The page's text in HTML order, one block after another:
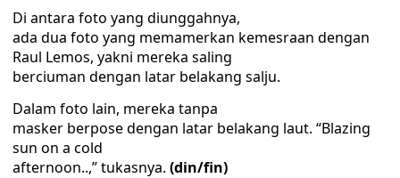
Di antara foto yang diunggahnya,
ada dua foto yang memamerkan kemesraan dengan
Raul Lemos, yakni mereka saling
berciuman dengan latar belakang salju.
Dalam foto lain, mereka tanpa
masker berpose dengan latar belakang laut. “Blazing
sun on a cold
afternoon..,” tukasnya. (din/fin)